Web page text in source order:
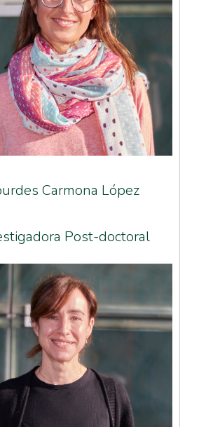
Carmona López
Post-doctoral